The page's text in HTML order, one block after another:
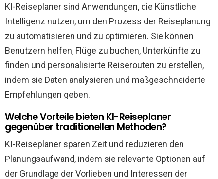
KI-Reiseplaner sind Anwendungen, die Künstliche
Intelligenz nutzen, um den Prozess der Reiseplanung
zu automatisieren und zu optimieren. Sie können
Benutzern helfen, Flüge zu buchen, Unterkünfte zu
finden und personalisierte Reiserouten zu erstellen,
indem sie Daten analysieren und maßgeschneiderte
Empfehlungen geben.
Welche Vorteile bieten KI-Reiseplaner
gegenüber traditionellen Methoden?
KI-Reiseplaner sparen Zeit und reduzieren den
Planungsaufwand, indem sie relevante Optionen auf
der Grundlage der Vorlieben und Interessen der